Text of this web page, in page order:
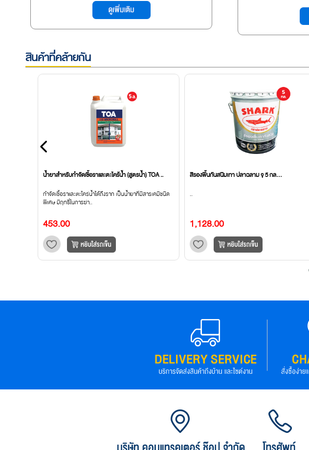
สินค้าที่คล้ายกัน
น้ำยาสำหรับกำจัดเชื้อราและตะไคร้น้ำ (สูตรน้ำ) TOA ..
กำจัดเชื้อราและตะไคร่น้ำได้ถึงราก เป็นน้ำยาที่มีสารเคมีชนิด
พิเศษ มีฤทธิ์ในการฆ่า..
453.00
สีรองพื้นกันสนิมเทา ปลาฉลาม จุ 5 กล...
..
1,128.00